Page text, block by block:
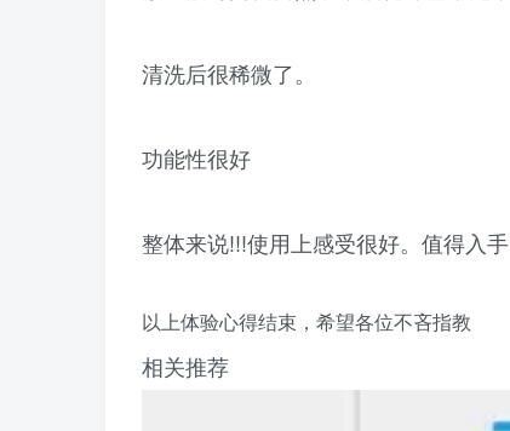
清洗后很稀微了。
功能性很好
整体来说!!!使用上感受很好。值得入手
以上体验心得结束，希望各位不吝指教
相关推荐